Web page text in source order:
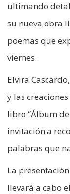
ultimando
su nueva obra
poemas que
viernes.
Elvira
y las
libro “Álbum
invitación a
palabras que
La
llevará a cabo